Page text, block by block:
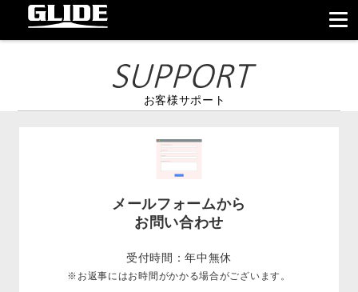
お客様サポート
メールフォームから
お問い合わせ
受付時間：年中無休
※お返事にはお時間がかかる場合がございます。